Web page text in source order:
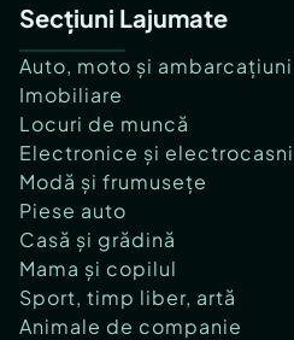
Secțiuni Lajumate
Auto, moto și ambarcațiuni
Imobiliare
Locuri de muncă
Electronice și
Modă și frumusețe
Piese auto
Casă și grădină
Mama și copilul
Sport, timp liber, artă
Animale de companie